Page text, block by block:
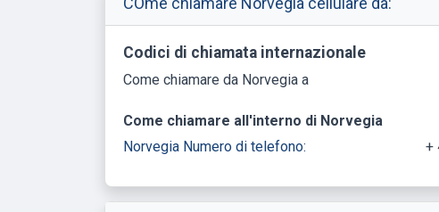
Codici di chiamata internazionale
Come chiamare da Norvegia a
Come chiamare all'interno di Norvegia
Norvegia Numero di telefono:
+